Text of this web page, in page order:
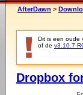
AfterDawn >
Dit is een oude
of de v3.10.7
Dropbox